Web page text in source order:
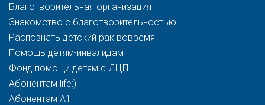
Благотворительная организация
Знакомство с благотворительностью
Распознать детский рак вовремя
Помощь детям-инвалидам
Фонд помощи детям с ДЦП
Абонентам life:)
Абонентам A1